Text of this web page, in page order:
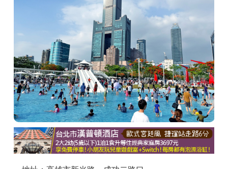
推薦景點
討論區
聯絡我們
APP下載